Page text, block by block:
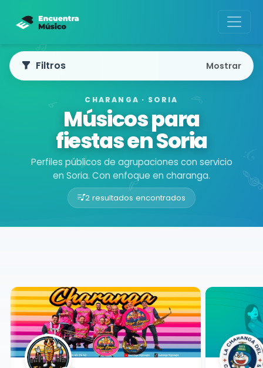
CHARANGA · SORIA
Músicos para
fiestas en Soria
Perfiles públicos de agrupaciones con servicio
en Soria. Con enfoque en charanga.
2 resultados encontrados
Buscador de músicos
Filtros Mostrar